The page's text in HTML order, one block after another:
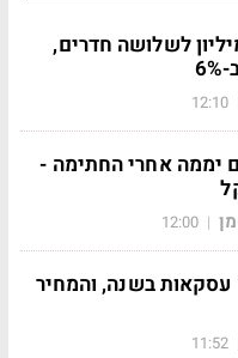
עמל: 2.46 מיליון לשלושה חדרים,
12:10
יממה אחרי החתימה -
|
12:00
קריית שרת: 138 עסקאות בשנה, והמחיר
11:52